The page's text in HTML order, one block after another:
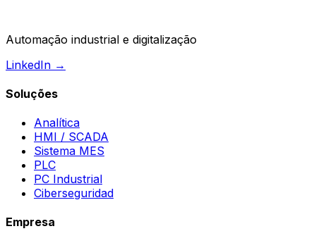
Automação industrial e digitalização
LinkedIn →
Soluções
Analítica
HMI / SCADA
Sistema MES
PLC
PC Industrial
Ciberseguridad
Empresa